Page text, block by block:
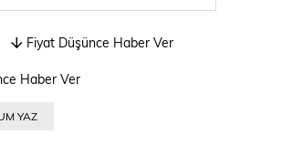
Fiyat Düşünce Haber Ver
Haber Ver
YAZ